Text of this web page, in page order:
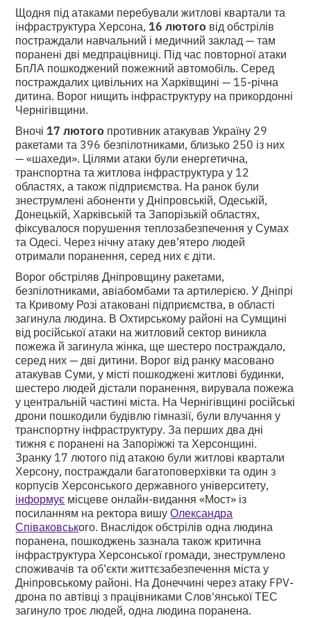
Щодня під атаками перебували житлові квартали та
інфраструктура Херсона,16 лютого від обстрілів
постраждали навчальний і медичний заклад — там
поранені дві медпрацівниці. Під час повторної атаки
БпЛА пошкоджений пожежний автомобіль. Серед
постраждалих цивільних на Харківщині — 15-річна
дитина. Ворог нищить інфраструктуру на прикордонні
Чернігівщини.
Вночі17 лютого противник атакував Україну 29
ракетами та 396 безпілотниками, близько 250 із них
— «шахеди». Цілями атаки були енергетична,
транспортна та житлова інфраструктура у 12
областях, а також підприємства. На ранок були
знеструмлені абоненти у Дніпровській, Одеській,
Донецькій, Харківській та Запорізькій областях,
фіксувалося порушення теплозабезпечення у Сумах
та Одесі. Через нічну атаку дев’ятеро людей
отримали поранення, серед них є діти.
Ворог обстріляв Дніпровщину ракетами,
безпілотниками, авіабомбами та артилерією. У Дніпрі
та Кривому Розі атаковані підприємства, в області
загинула людина. В Охтирському районі на Сумщині
від російської атаки на житловий сектор виникла
пожежа й загинула жінка, ще шестеро постраждало,
серед них — дві дитини. Ворог від ранку масовано
атакував Суми, у місті пошкоджені житлові будинки,
шестеро людей дістали поранення, вирувала пожежа
у центральній частині міста. На Чернігівщині російські
дрони пошкодили будівлю гімназії, були влучання у
транспортну інфраструктуру. За перших два дні
тижня є поранені на Запоріжжі та Херсонщині.
Зранку 17 лютого під атакою були житлові квартали
Херсону, постраждали багатоповерхівки та один з
корпусів Херсонського державного університету,
інформує місцеве онлайн-видання «Мост» із
посиланням на ректора вишуОлександра
Співаковського. Внаслідок обстрілів одна людина
поранена, пошкоджень зазнала також критична
інфраструктура Херсонської громади, знеструмлено
споживачів та об’єкти життєзабезпечення міста у
Дніпровському районі. На Донеччині через атаку FPV-
дрона по автівці з працівниками Слов'янської ТЕС
загинуло троє людей, одна людина поранена.